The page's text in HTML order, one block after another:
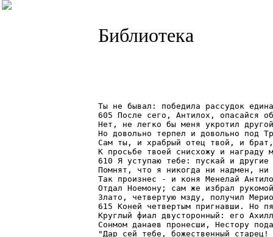
Библиотека
Ты не бывал: победила рассудок
605 После сего, Антилох, опасайся
Нет, не легко бы меня укротил
Но довольно терпел и довольно под
Сам ты, и храбрый отец твой, и
К просьбе твоей снисхожу и награду
610 Я уступаю тебе: пускай и другие
Помнят, что я никогда ни надмен, ни
Так произнес - и коня Менелай
Отдал Ноемону; сам же избрал
Злато, четвертую мзду, получил
615 Коней четвертым пригнавши. Но
Круглый фиал двусторонный: его
Сонмом данаев пронесши, Нестору
"Дар сей тебе, божественный